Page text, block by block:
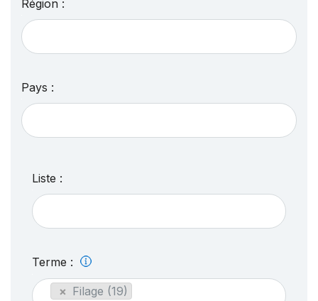
Région :
Pays :
Liste :
Terme :
× Filage (19)